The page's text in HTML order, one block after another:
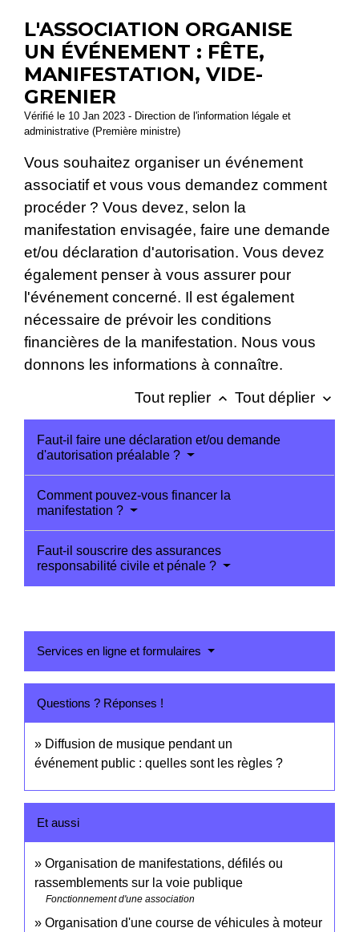
L'ASSOCIATION ORGANISE
UN ÉVÉNEMENT : FÊTE,
MANIFESTATION, VIDE-
GRENIER
Vérifié le 10 Jan 2023 - Direction de l'information légale et
administrative (Première ministre)
Vous souhaitez organiser un événement
associatif et vous vous demandez comment
procéder ? Vous devez, selon la
manifestation envisagée, faire une demande
et/ou déclaration d'autorisation. Vous devez
également penser à vous assurer pour
l'événement concerné. Il est également
nécessaire de prévoir les conditions
financières de la manifestation. Nous vous
donnons les informations à connaître.
Tout replier keyboard_arrow_up Tout déplier keyboard_arrow_down
Faut-il faire une déclaration et/ou demande
d'autorisation préalable ?
Comment pouvez-vous financer la
manifestation ?
Faut-il souscrire des assurances
responsabilité civile et pénale ?
Services en ligne et formulaires
Questions ? Réponses !
Diffusion de musique pendant un
événement public : quelles sont les règles ?
Et aussi
Organisation de manifestations, défilés ou
rassemblements sur la voie publique
Fonctionnement d'une association
Organisation d'une course de véhicules à moteur